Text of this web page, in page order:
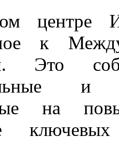
центре
к
Это
и
на
ключевых